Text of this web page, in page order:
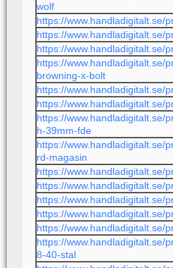
wolf
https://www.handladigitalt.se/
https://www.handladigitalt.se/
https://www.handladigitalt.se/
https://www.handladigitalt.se/
browning-x-bolt
https://www.handladigitalt.se/
https://www.handladigitalt.se/
https://www.handladigitalt.se/
h-39mm-fde
https://www.handladigitalt.se/
rd-magasin
https://www.handladigitalt.se/
https://www.handladigitalt.se/
https://www.handladigitalt.se/
https://www.handladigitalt.se/
https://www.handladigitalt.se/
https://www.handladigitalt.se/
8-40-stal